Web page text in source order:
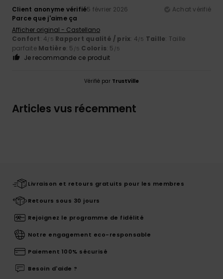
Client anonyme vérifié5 février 2026
Achat vérifié
Parce que j'aime ça
Afficher original - Castellano
Confort: 4/5 Rapport qualité / prix: 4/5 Taille: Taille
parfaite Matière: 5 /5 Coloris: 5 /5
Je recommande ce produit
Vérifié par TrustVille
Articles vus récemment
Livraison et retours gratuits pour les membres
Retours sous 30 jours
Rejoignez le programme de fidélité
Notre engagement eco-responsable
Paiement 100% sécurisé
Besoin d'aide ?